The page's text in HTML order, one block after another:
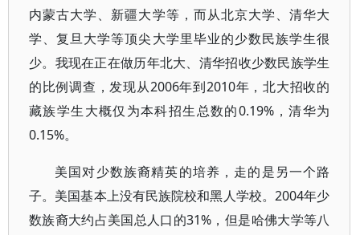
内蒙古大学、新疆大学等，而从北京大学、清华大
学、复旦大学等顶尖大学里毕业的少数民族学生很
少。我现在正在做历年北大、清华招收少数民族学生
的比例调查，发现从2006年到2010年，北大招收的
藏族学生大概仅为本科招生总数的0.19%，清华为
0.15%。
美国对少数族裔精英的培养，走的是另一个路
子。美国基本上没有民族院校和黑人学校。2004年少
数族裔大约占美国总人口的31%，但是哈佛大学等八